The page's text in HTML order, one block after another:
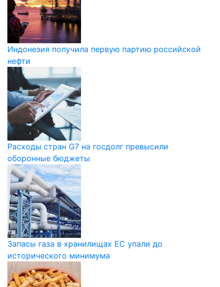
Индонезия получила первую партию российской
нефти
Расходы стран G7 на госдолг превысили
оборонные бюджеты
Запасы газа в хранилищах ЕС упали до
исторического минимума